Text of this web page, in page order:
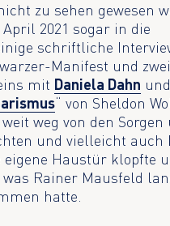
zu sehen gewesen
2021 sogar in die
schriftliche
Manifest und
mit Daniela Dahn
“ von Sheldon
weg von den Sorgen
und vielleicht auch
Haustür klopfte
Rainer Mausfeld
hatte.